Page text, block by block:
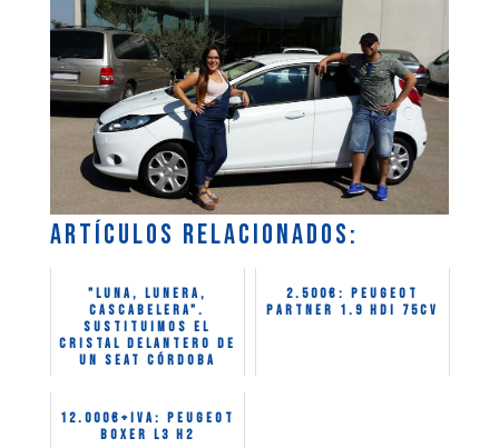
Artículos relacionados:
"Luna, lunera,
cascabelera".
Sustituimos el
cristal delantero de
un Seat Córdoba
2.500€: Peugeot
Partner 1.9 HDI 75CV
12.000€+IVA: Peugeot
Boxer L3 H2